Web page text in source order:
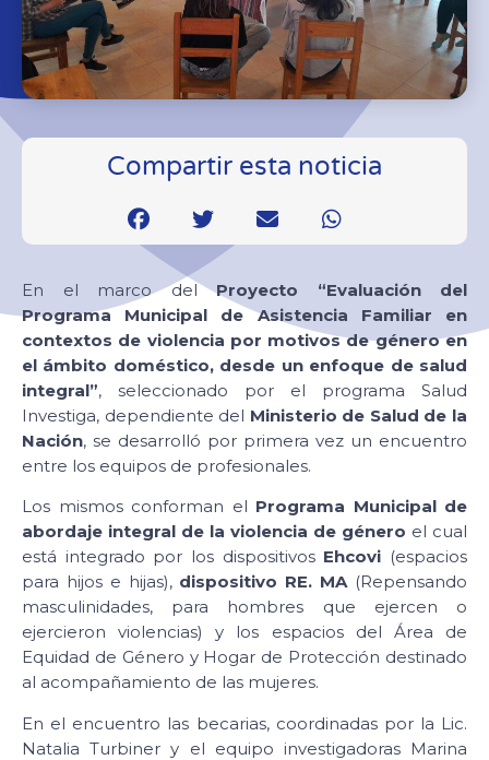
Compartir esta noticia
En el marco delProyecto “Evaluación del
Programa Municipal de Asistencia Familiar en
contextos de violencia por motivos de género en
el ámbito doméstico, desde un enfoque de salud
integral”, seleccionado por el programa Salud
Investiga, dependiente del Ministerio de Salud de la
Nación, se desarrolló por primera vez un encuentro
entre los equipos de profesionales.
Los mismos conforman el Programa Municipal de
abordaje integral de la violencia de género el cual
está integrado por los dispositivos Ehcovi (espacios
para hijos e hijas), dispositivo RE. MA(Repensando
masculinidades, para hombres que ejercen o
ejercieron violencias) y los espacios del Área de
Equidad de Género y Hogar de Protección destinado
al acompañamiento de las mujeres.
En el encuentro las becarias, coordinadas por la Lic.
Natalia Turbiner y el equipo investigadoras Marina